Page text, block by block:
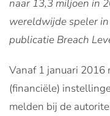
naar 13,3 miljoen in
wereldwijde speler
publicatie Breach
Vanaf 1 januari 2016
(financiële)
melden bij de